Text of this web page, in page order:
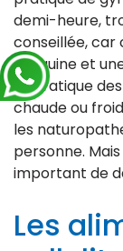
demi-heure,
conseillée, car
sanguine et
La pratique
chaude ou
les
personne.
important de
Les